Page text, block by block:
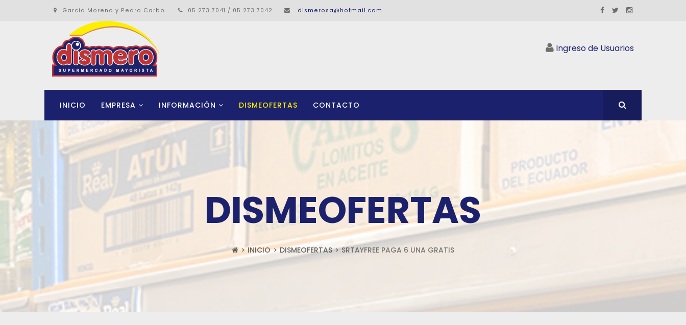
García Moreno y Pedro Carbo. 05 273 7041 / 05 273 7042 dismerosa@hotmail.com
Ingreso de Usuarios
INICIO EMPRESA INFORMACIÓN DISMEOFERTAS CONTACTO
DISMEOFERTAS
INICIO DISMEOFERTAS SRTAYFREE PAGA 6 UNA GRATIS